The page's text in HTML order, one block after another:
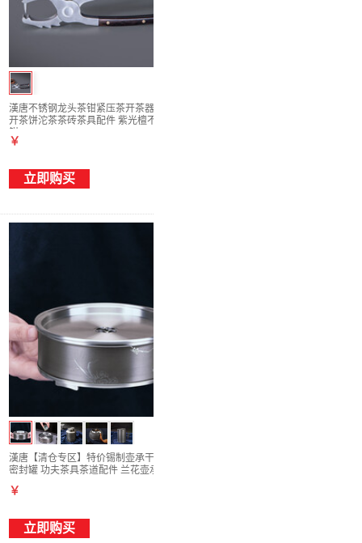
漢唐不锈钢龙头茶钳紧压茶开茶器普洱撬茶器
开茶饼沱茶茶砖茶具配件 紫光檀不锈钢龙头
￥
立即购买
漢唐【清仓专区】特价锡制壶承干泡茶台茶叶
密封罐 功夫茶具茶道配件 兰花壶承
￥
立即购买